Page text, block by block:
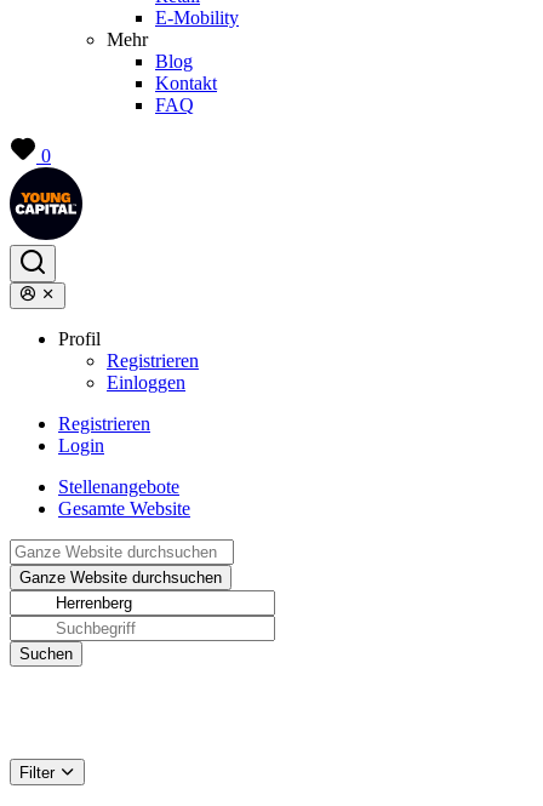
E-Mobility
Mehr
Blog
Kontakt
FAQ
0
Profil
Registrieren
Einloggen
Registrieren
Login
Stellenangebote
Gesamte Website
Filter